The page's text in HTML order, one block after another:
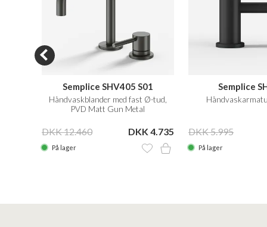
Semplice SHV405 S01
Håndvaskblander med fast Ø-tud,
PVD Matt Gun Metal
DKK 12.460 DKK 4.735
På lager
Semplice
DKK 5.995
På lager